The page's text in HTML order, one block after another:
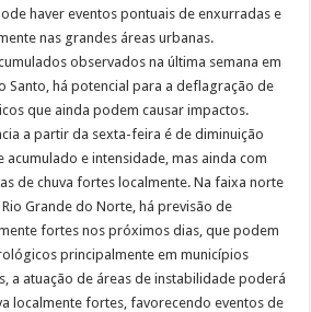
haver eventos pontuais de enxurradas e
nas grandes áreas urbanas.
observados na última semana em
Santo, há potencial para a deflagração de
que ainda podem causar impactos.
a partir da sexta-feira é de diminuição
acumulado e intensidade, mas ainda com
de chuva fortes localmente. Na faixa norte
Grande do Norte, há previsão de
fortes nos próximos dias, que podem
principalmente em municípios
a atuação de áreas de instabilidade poderá
localmente fortes, favorecendo eventos de